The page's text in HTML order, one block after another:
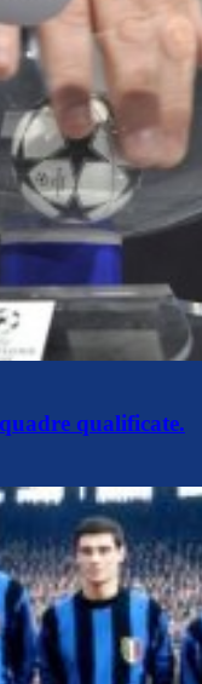
qualificate.